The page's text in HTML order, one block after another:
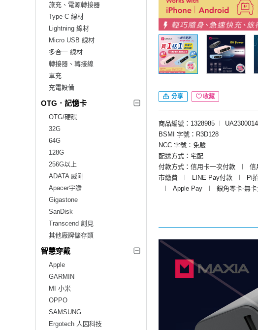
旅充、電源轉接器
Type C 線材
Lightning 線材
Micro USB 線材
多合一 線材
轉接器、轉接線
車充
充電設備
OTG．記憶卡
OTG/硬碟
32G
64G
128G
256G以上
ADATA 威剛
Apacer宇瞻
Gigastone
SanDisk
Transcend 創見
其他廠牌儲存類
智慧穿戴
Apple
GARMIN
MI 小米
OPPO
SAMSUNG
Ergotech 人因科技
分享 收藏
商品編號：1328985 ︱
BSMI 字號：R3D128
NCC 字號：免驗
配送方式：宅配
付款方式：信用卡一次付款
︱ 信
市繳費
︱ LINE Pay付款 ︱ Pi
︱
Apple Pay ︱ 銀角零卡-無卡